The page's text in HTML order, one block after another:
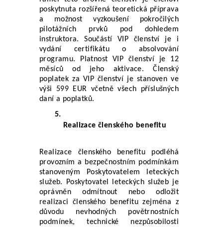
poskytnuta rozšířená teoretická příprava
a možnost vyzkoušení pokročilých
pilotážních prvků pod dohledem
instruktora. Součástí VIP členství je i
vydání certifikátu o absolvování
programu. Platnost VIP členství je 12
měsíců od jeho aktivace. Členský
poplatek za VIP členství je stanoven ve
výši 599 EUR včetně všech příslušných
daní a poplatků.
Realizace členského benefitu
Realizace členského benefitu podléhá
provozním a bezpečnostním podmínkám
stanoveným Poskytovatelem leteckých
služeb. Poskytovatel leteckých služeb je
oprávněn odmítnout nebo odložit
realizaci členského benefitu zejména z
důvodu nevhodných povětrnostních
podmínek, technické nezpůsobilosti